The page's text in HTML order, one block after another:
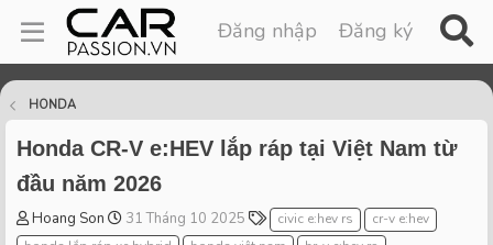
Đăng nhập Đăng ký
HONDA
Honda CR-V e:HEV lắp ráp tại Việt Nam từ
đầu năm 2026
T
h
Hoang Son
S
t
31 Tháng 10 2025
T
a
civic e:hev rs
cr-v e:hev